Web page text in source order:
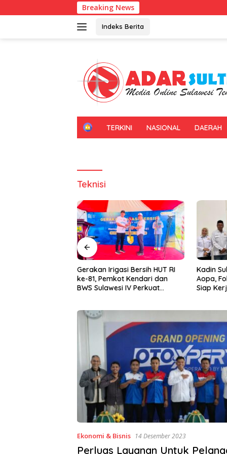
ke
Breaking News
Indeks Berita
H
TERKINI NASIONAL DAERAH
Teknisi
Kadin Sultra Gandeng IAI Rawa
Aopa, Fokus Siapkan Lulusan
Siap Kerja dan Wirausaha
Puluhan
Festival
2026
Ekonomi & Bisnis 14 Desember 2023
Perluas Layanan Untuk